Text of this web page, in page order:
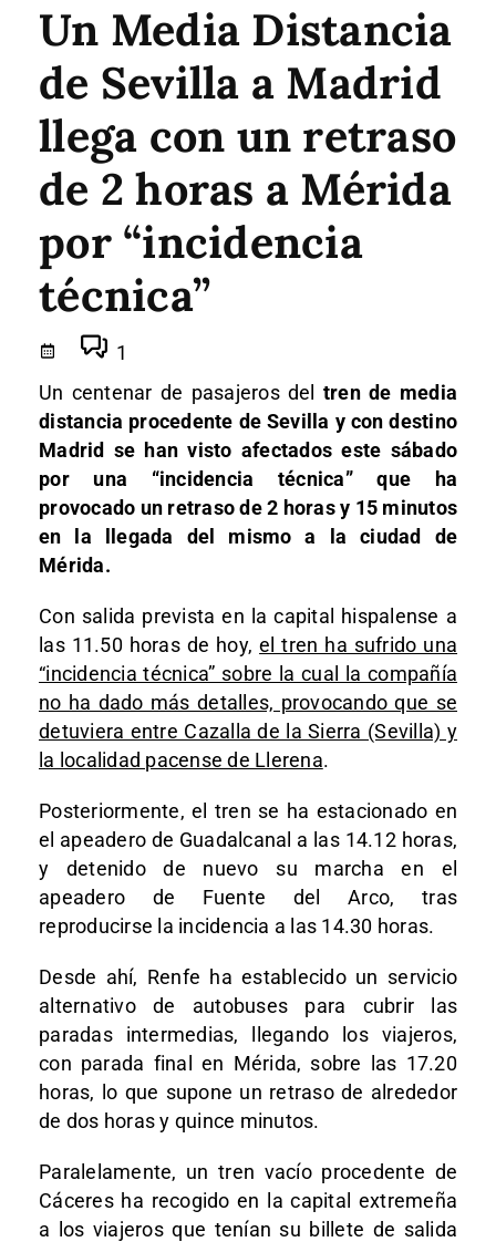
Un Media Distancia
de Sevilla a Madrid
llega con un retraso
de 2 horas a Mérida
por “incidencia
técnica”
1
Un centenar de pasajeros del tren de media
distancia procedente de Sevilla y con destino
Madrid se han visto afectados este sábado
por una “incidencia técnica” que ha
provocado un retraso de 2 horas y 15 minutos
en la llegada del mismo a la ciudad de
Mérida.
Con salida prevista en la capital hispalense a
las 11.50 horas de hoy,el tren ha sufrido una
“incidencia técnica” sobre la cual la compañía
no ha dado más detalles, provocando que se
detuviera entre Cazalla de la Sierra (Sevilla) y
la localidad pacense de Llerena.
Posteriormente, el tren se ha estacionado en
el apeadero de Guadalcanal a las 14.12 horas,
y detenido de nuevo su marcha en el
apeadero de Fuente del Arco, tras
reproducirse la incidencia a las 14.30 horas.
Desde ahí, Renfe ha establecido un servicio
alternativo de autobuses para cubrir las
paradas intermedias, llegando los viajeros,
con parada final en Mérida, sobre las 17.20
horas, lo que supone un retraso de alrededor
de dos horas y quince minutos.
Paralelamente, un tren vacío procedente de
Cáceres ha recogido en la capital extremeña
a los viajeros que tenían su billete de salida